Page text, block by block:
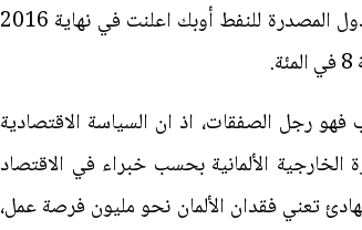
والضرائب والشركات والاتفاقات التجارية، لاسيما وان سوق الدولار لا زال ياخذ بالارتفاع، والدول المصدرة للنفط أوبك اعلنت في نهاية 2016
رجل الصفقات، اذ ان السياسة الاقتصادية
الخارجية الألمانية بحسب خبراء في الاقتصاد
تعني فقدان الألمان نحو مليون فرصة عمل،